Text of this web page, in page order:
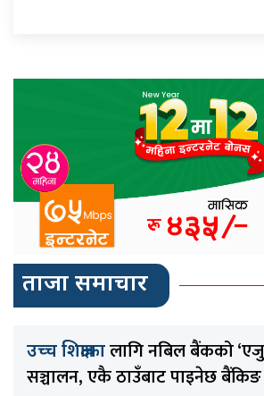
ताजा समाचार
उच्च शिक्षाकालागि नबिल बैंकको
सञ्चालन, एकै ठाउँबाट पाइनेछ बैंकिङ